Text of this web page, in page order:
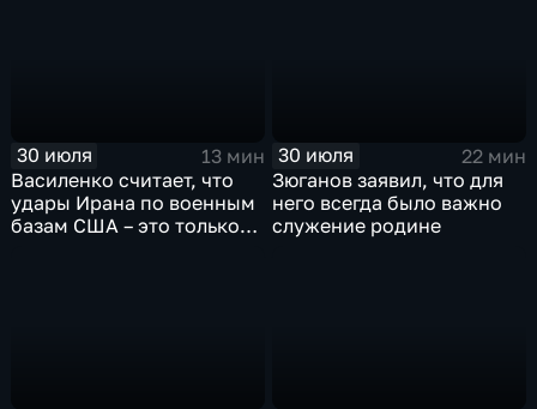
30 июля
13 мин
Василенко считает, что
удары Ирана по военным
базам США – это только
30 июля
22 мин
Зюганов заявил, что для
него всегда было важно
служение родине